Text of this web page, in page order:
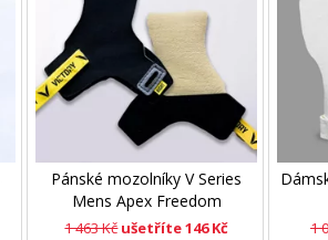
Pánské mozolníky V Series
Mens Apex Freedom
1 463 Kčušetříte 146 Kč 1